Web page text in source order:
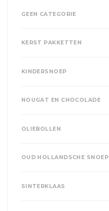
GEEN CATEGORIE
KERST PAKKETTEN
KINDERSNOEP
NOUGAT EN CHOCOLADE
OLIEBOLLEN
OUD HOLLANDSCHE SNOEP
SINTERKLAAS